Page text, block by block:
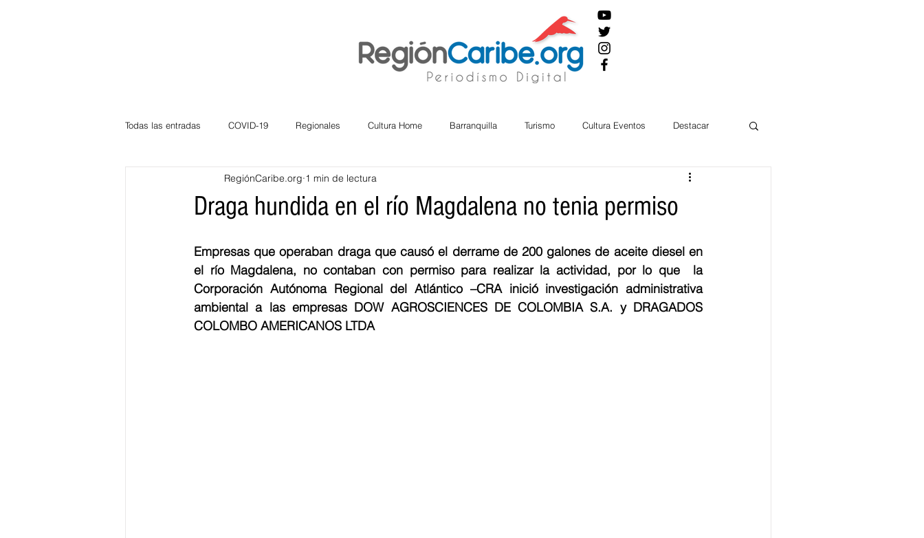
Todas las entradas COVID-19 Regionales Cultura Home Barranquilla Turismo Cultura Eventos Destacar
Atlántico La Guajira Cesar
Educación BID BIENESTAR AMBIENTAL AFRO
Draga hundida en el río Magdalena no tenia permiso
RegiónCaribe.org 1 min de lectura
Empresas que operaban draga que causó el derrame de 200 galones de aceite diesel en
el río Magdalena, no contaban con permiso para realizar la actividad, por lo que  la
Corporación Autónoma Regional del Atlántico –CRA inició investigación administrativa
ambiental a las empresas DOW AGROSCIENCES DE COLOMBIA S.A. y DRAGADOS
COLOMBO AMERICANOS LTDA